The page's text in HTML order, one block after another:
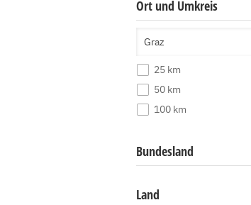
Ort und Umkreis
25 km
50 km
100 km
Bundesland
Land